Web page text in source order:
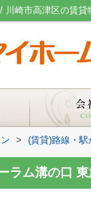
川崎市高津区の賃
> (賃貸)路線・駅
ラム溝の口